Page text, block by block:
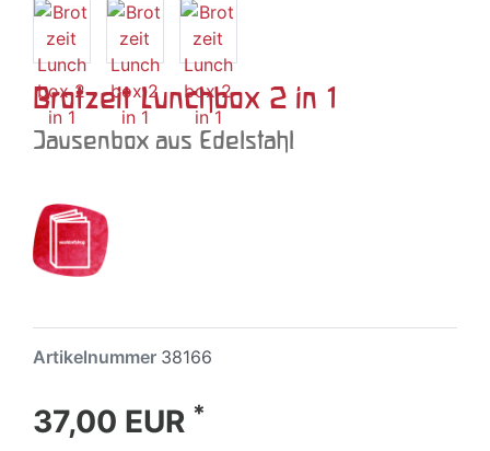
Brotzeit Lunchbox 2 in 1
Jausenbox aus Edelstahl
Artikelnummer 38166
37,00 EUR *